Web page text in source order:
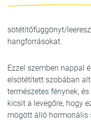
sötétítőfüggönyt/
hangforrásokat.
Ezzel szemben nappal
elsötétített szobában
természetes fénynek,
kicsit a levegőre, hogy
mögött álló hormonális